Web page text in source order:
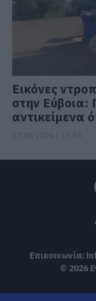
Εικόνες
στην Εύβοια:
αντικείμενα
Επικοινωνία:
© 2026